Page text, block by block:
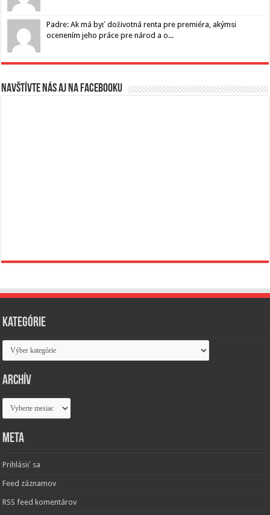
Padre: Ak má byť doživotná renta pre premiéra, akýmsi
ocenením jeho práce pre národ a o...
Navštívte nás aj na Facebooku
Kategórie
Kategórie
Archív
Archív
Meta
Prihlásiť sa
Feed záznamov
RSS feed komentárov